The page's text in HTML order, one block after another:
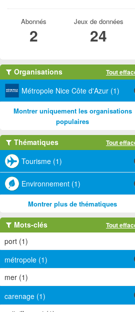
Abonnés
2
Jeux de données
24
Organisations Tout
Métropole Nice Côte d'Azur (1)
Montrer uniquement les organisations
populaires
Thématiques Tout
Tourisme (1)
Environnement (1)
Montrer plus de thématiques
Mots-clés Tout
port (1)
métropole (1)
mer (1)
carenage (1)